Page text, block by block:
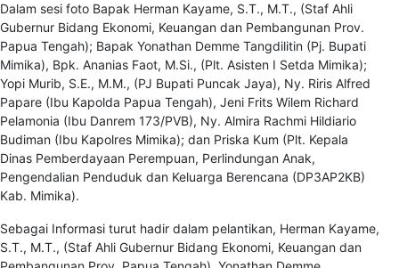
Dalam sesi foto Bapak Herman Kayame, S.T., M.T., (Staf Ahli
Gubernur Bidang Ekonomi, Keuangan dan Pembangunan Prov.
Papua Tengah); Bapak Yonathan Demme Tangdilitin (Pj. Bupati
Mimika), Bpk. Ananias Faot, M.Si., (Plt. Asisten I Setda Mimika);
Yopi Murib, S.E., M.M., (PJ Bupati Puncak Jaya), Ny. Riris Alfred
Papare (Ibu Kapolda Papua Tengah), Jeni Frits Wilem Richard
Pelamonia (Ibu Danrem 173/PVB), Ny. Almira Rachmi Hildiario
Budiman (Ibu Kapolres Mimika); dan Priska Kum (Plt. Kepala
Dinas Pemberdayaan Perempuan, Perlindungan Anak,
Pengendalian Penduduk dan Keluarga Berencana (DP3AP2KB)
Kab. Mimika).
Sebagai Informasi turut hadir dalam pelantikan, Herman Kayame,
S.T., M.T., (Staf Ahli Gubernur Bidang Ekonomi, Keuangan dan